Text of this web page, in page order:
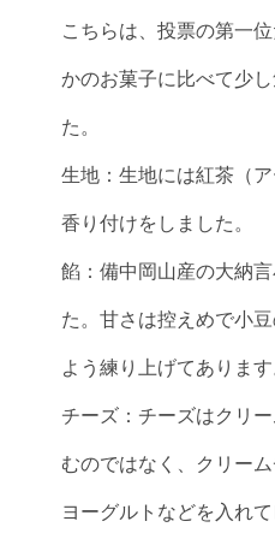
こちらは、投票の第一
かのお菓子に比べて少
た。
生地：生地には紅茶（
香り付けをしました。
餡：備中岡山産の大納
た。甘さは控えめで小
よう練り上げてあります
チーズ：チーズはクリ
むのではなく、クリー
ヨーグルトなどを入れ